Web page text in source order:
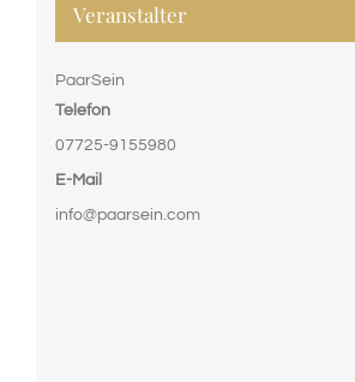
Veranstalter
PaarSein
Telefon
07725-9155980
E-Mail
info@paarsein.com